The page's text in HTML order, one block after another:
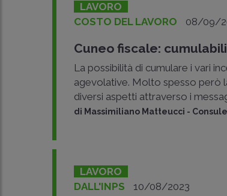
LAVORO
COSTO DEL LAVORO
08/09/
Cuneo fiscale:
La possibilità di cumulare i vari
agevolative. Molto spesso però
diversi aspetti attraverso i
di Massimiliano Matteucci -
LAVORO
DALL'INPS
10/08/2023